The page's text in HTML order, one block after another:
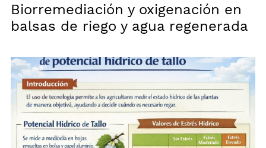
Biorremediación y oxigenación en
balsas de riego y agua regenerada